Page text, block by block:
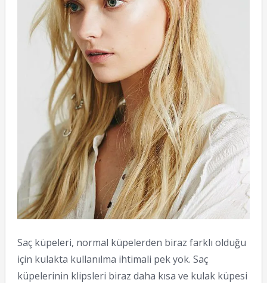
Saç küpeleri, normal küpelerden biraz farklı olduğu
için kulakta kullanılma ihtimali pek yok. Saç
küpelerinin klipsleri biraz daha kısa ve kulak küpesi